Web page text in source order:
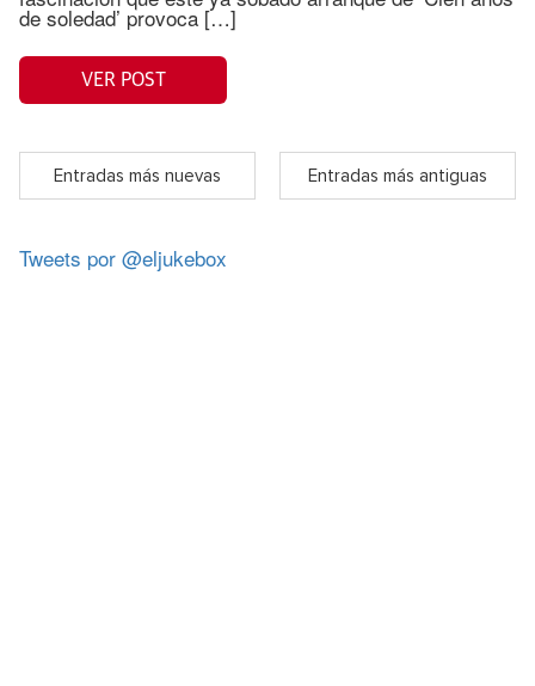
de soledad’ provoca […]
VER POST
Entradas más nuevas Entradas más antiguas
Tweets por @eljukebox